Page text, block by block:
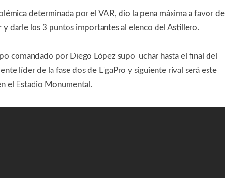
determinada por el VAR, dio la pena máxima a favor del
y darle los 3 puntos importantes al elenco del Astillero.
comandado por Diego López supo luchar hasta el final del
líder de la fase dos de LigaPro y siguiente rival será este
el Estadio Monumental.